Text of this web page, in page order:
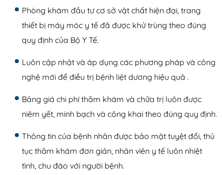
Phòng khám đầu tư cơ sở vật chất hiện đại, trang
thiết bị máy móc y tế đã được khử trùng theo đúng
quy định của Bộ Y Tế.
Luôn cập nhật và áp dụng các phương pháp và công
nghệ mới để điều trị bệnh liệt dương hiệu quả .
Bảng giá chi phí thăm khám và chữa trị luôn được
niêm yết, minh bạch và công khai theo đúng quy định.
Thông tin của bệnh nhân được bảo mật tuyệt đối, thủ
tục thăm khám đơn giản, nhân viên y tế luôn nhiệt
tình, chu đáo với người bệnh.